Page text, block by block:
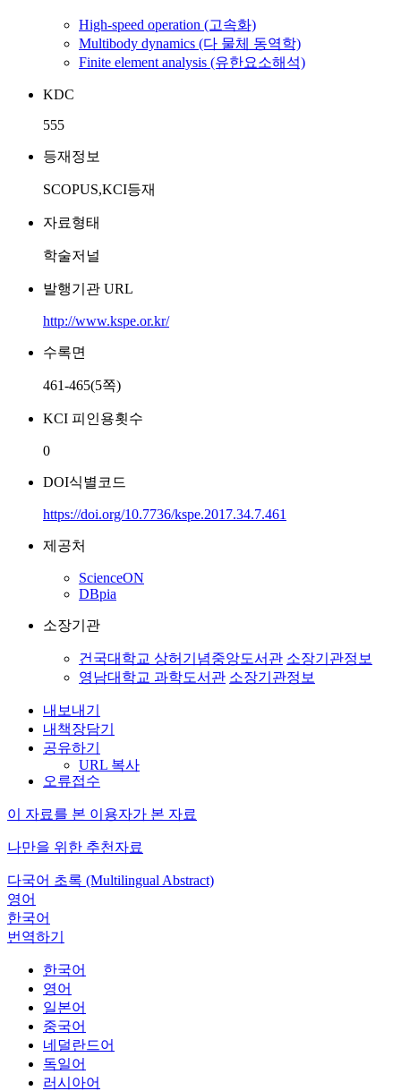
High-speed operation (고속화)
Multibody dynamics (다 물체 동역학)
Finite element analysis (유한요소해석)
KDC
555
등재정보
SCOPUS,KCI등재
자료형태
학술저널
발행기관 URL
http://www.kspe.or.kr/
수록면
461-465(5쪽)
KCI 피인용횟수
0
DOI식별코드
https://doi.org/10.7736/kspe.2017.34.7.461
제공처
ScienceON
DBpia
소장기관
건국대학교 상허기념중앙도서관 소장기관정보
영남대학교 과학도서관 소장기관정보
내보내기
내책장담기
공유하기
URL 복사
오류접수
이 자료를 본 이용자가 본 자료
나만을 위한 추천자료
다국어 초록 (Multilingual Abstract)
영어
한국어
번역하기
한국어
영어
일본어
중국어
네덜란드어
독일어
러시아어